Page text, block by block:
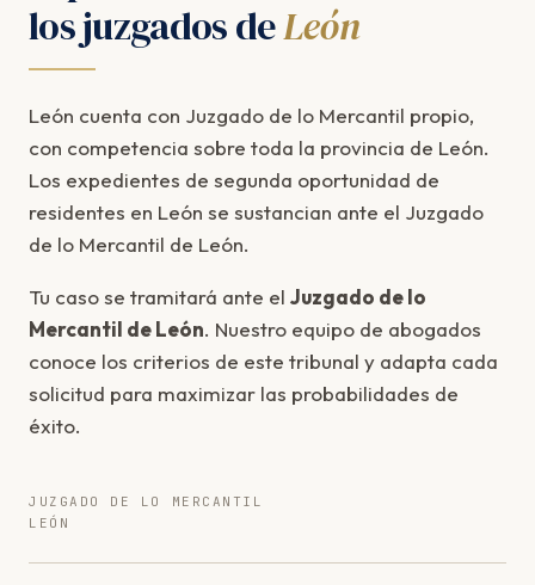
los juzgados deLeón
León cuenta con Juzgado de lo Mercantil propio,
con competencia sobre toda la provincia de León.
Los expedientes de segunda oportunidad de
residentes en León se sustancian ante el Juzgado
de lo Mercantil de León.
Tu caso se tramitará ante el Juzgado de lo
Mercantil de León. Nuestro equipo de abogados
conoce los criterios de este tribunal y adapta cada
solicitud para maximizar las probabilidades de
éxito.
JUZGADO DE LO MERCANTIL
LEÓN